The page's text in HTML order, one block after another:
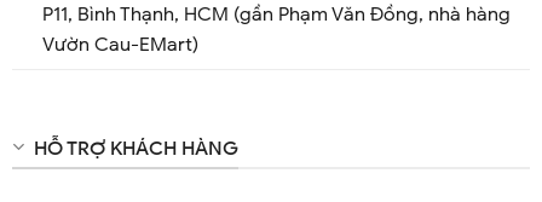
P11, Bình Thạnh, HCM (gần Phạm Văn Đồng, nhà hàng
Vườn Cau-EMart)
HỖ TRỢ KHÁCH HÀNG